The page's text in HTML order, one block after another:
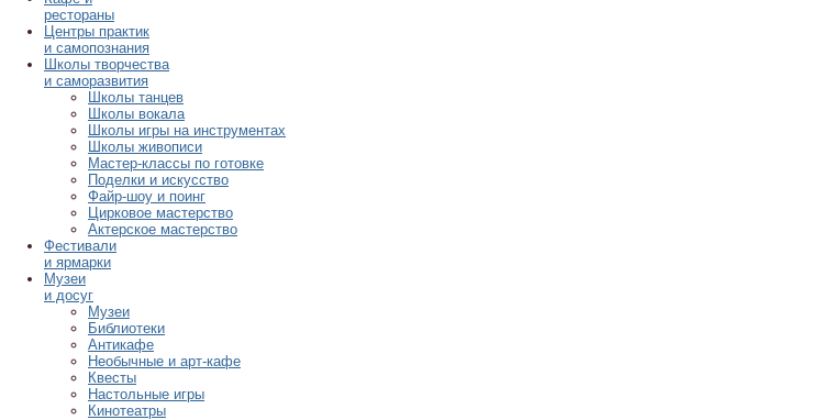
рестораны
Центры практик
и самопознания
Школы творчества
и саморазвития
Школы танцев
Школы вокала
Школы игры на инструментах
Школы живописи
Мастер-классы по готовке
Поделки и искусство
Файр-шоу и поинг
Цирковое мастерство
Актерское мастерство
Фестивали
и ярмарки
Музеи
и досуг
Музеи
Библиотеки
Антикафе
Необычные и арт-кафе
Квесты
Настольные игры
Кинотеатры